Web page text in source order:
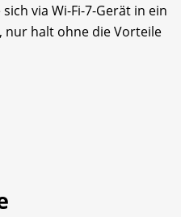
via Wi-Fi-7-Gerät in ein
nur halt ohne die Vorteile